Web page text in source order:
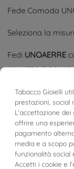
Fede Comoda
Seleziona la
Fedi UNOAERRE
18kt (750/000)
FedeCOMODA4
Oro a titolo 18kt
Finitura lucida
Il prezzo
Tabacco Gioielli
prestazioni, social
L'accettazione dei
offrire una
pagamento
media e a scopo
funzionalità social
Accetti i cookie e